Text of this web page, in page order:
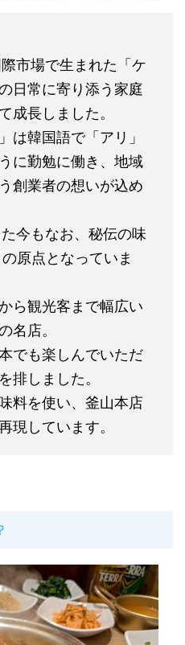
市場で生まれた「ケ
日常に寄り添う家庭
成長しました。
は韓国語で「アリ」
に勤勉に働き、地域
創業者の想いが込め
今もなお、秘伝の味
原点となっていま
ら観光客まで幅広い
名店。
でも楽しんでいただ
排しました。
料を使い、釜山本店
現しています。